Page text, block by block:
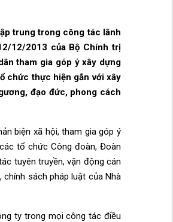
trung trong công tác lãnh
12/2013 của Bộ Chính trị
tham gia góp ý xây dựng
chức thực hiện gắn vớixây
đạo đức, phong cách
biện xã hội, tham gia góp ý
tổ chức Công đoàn, Đoàn
tuyên truyền, vận động cán
sách pháp luật của Nhà
ty trong mọi công tác điều